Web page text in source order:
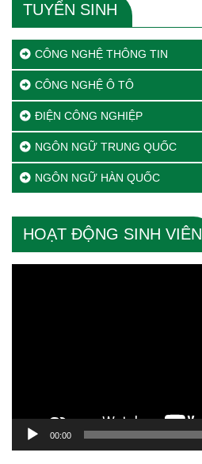
TUYỂN SINH
CÔNG NGHỆ THÔNG TIN
CÔNG NGHỆ Ô TÔ
ĐIỆN CÔNG NGHIỆP
NGÔN NGỮ TRUNG QUỐC
NGÔN NGỮ HÀN QUỐC
HOẠT ĐỘNG SINH VIÊN
00:00